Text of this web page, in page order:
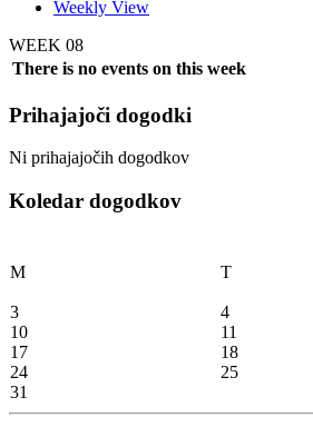
Weekly View
WEEK 08
There is no events on this week
Prihajajoči dogodki
Ni prihajajočih dogodkov
Koledar dogodkov
M
T
3
4
10
11
17
18
24
25
31